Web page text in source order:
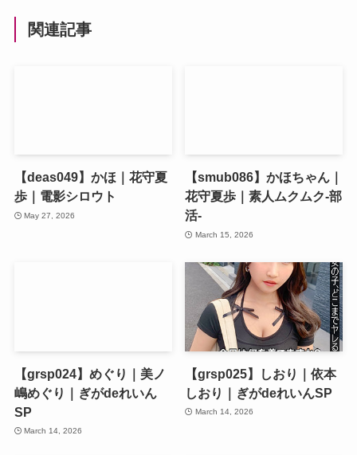
関連記事
【deas049】かほ｜花守夏
歩｜電影シロウト
May 27, 2026
【smub086】かほちゃん｜
花守夏歩｜素人ムクムク-部
活-
March 15, 2026
【grsp024】めぐり｜美ノ
嶋めぐり｜ぎがdeれいん
SP
March 14, 2026
【grsp025】しおり｜依本
しおり｜ぎがdeれいんSP
March 14, 2026